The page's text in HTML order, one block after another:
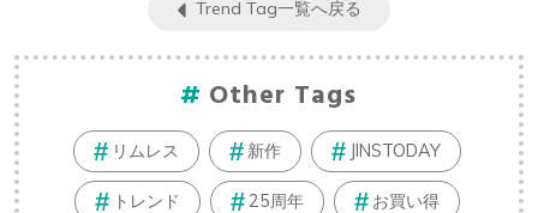
Trend Tag一覧へ戻る
Other Tags
リムレス 新作 JINSTODAY
トレンド 25周年 お買い得